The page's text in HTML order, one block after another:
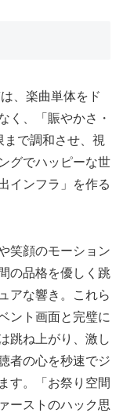
、楽曲単体をド
く、「賑やかさ・
で調和させ、視
グでハッピーな世
インフラ」を作る
笑顔のモーション
の品格を優しく跳
アな響き。これら
ント画面と完璧に
跳ね上がり、激し
者の心を秒速でジ
す。「お祭り空間
ーストのハック思